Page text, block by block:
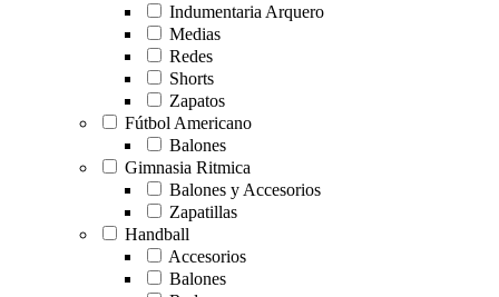
Indumentaria Arquero
Medias
Redes
Shorts
Zapatos
Fútbol Americano
Balones
Gimnasia Ritmica
Balones y Accesorios
Zapatillas
Handball
Accesorios
Balones